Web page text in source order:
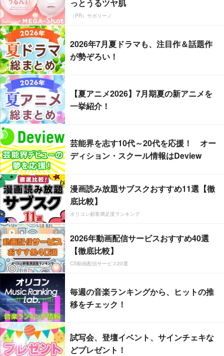
っとうるツヤ肌
（PR）サボリーノ
2026年7月夏ドラマも、注目作＆話題作
が勢ぞろい！
【夏アニメ2026】7月期夏の新アニメを
一挙紹介！
芸能界を志す10代～20代を応援！ オー
ディション・スクール情報はDeview
漫画読み放題サブスクおすすめ11選【徹
底比較】
オリコン顧客満足度ランキング
2026年動画配信サービスおすすめ40選
【徹底比較】
CS動画配信サービス20選
毎週の音楽ランキングから、ヒットの推
移をチェック！
試写会、登壇イベント、サインチェキな
どプレゼント！